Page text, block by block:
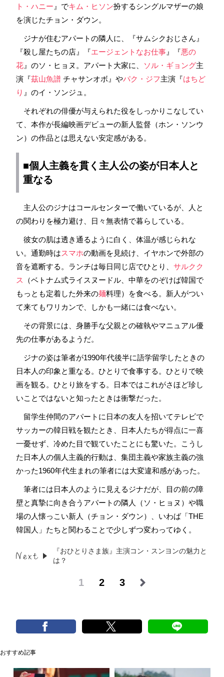
ト・ハニー 』でキム・ヒソン扮するシングルマザーの娘
を演じたチョン・ダウン。
ジナが住むアパートの隣人に、『サムシクおじさん』
『殺し屋たちの店』『エージェントなお仕事 』『悪の
花 』のソ・ヒョヌ。アパート大家に、 ソル・ギョング主
演『茲山魚譜 チャサンオボ』やパク・ジフ主演『はちど
り 』のイ・ソンジュ。
それぞれの俳優が与えられた役をしっかりこなしてい
て、本作が長編映画デビューの新人監督（ホン・ソンウ
ン）の作品とは思えない安定感がある。
■個人主義を貫く主人公の姿が日本人と
重なる
主人公のジナはコールセンターで働いているが、人と
の関わりを極力避け、日々無表情で暮らしている。
彼女の肌は透き通るように白く、体温が感じられな
い。通勤時はスマホの動画を見続け、イヤホンで外部の
音を遮断する。ランチは毎日同じ店でひとり、 サルクク
ス
（ベトナム式ライスヌードル、中華をのぞけば韓国で
もっとも定着した外来の麺料理）を食べる。新人がつい
て来てもワリカンで、しかも一緒には食べない。
その背景には、身勝手な父親との確執やマニュアル優
先の仕事があるようだ。
ジナの姿は筆者が1990年代後半に語学留学したときの
日本人の印象と重なる。ひとりで食事する。ひとりで映
画を観る。ひとり旅をする。日本ではこれがさほど珍し
いことではないと知ったときは衝撃だった。
留学生仲間のアパートに日本の友人を招いてテレビで
サッカーの韓日戦を観たとき、日本人たちが得点に一喜
一憂せず、冷めた目で観ていたことにも驚いた。こうし
た日本人の個人主義的行動は、集団主義や家族主義の強
かった1960年代生まれの筆者には大変違和感があった。
筆者には日本人のように見えるジナだが、目の前の障
壁と真摯に向き合うアパートの隣人（ソ・ヒョヌ）や職
場の人懐っこい新人（チョン・ダウン）、いわば「THE
韓国人」たちと関わることで少しずつ変わってゆく。
『おひとりさま族』主演コン・スンヨンの魅力と
は？
1 2 3
おすすめ記事